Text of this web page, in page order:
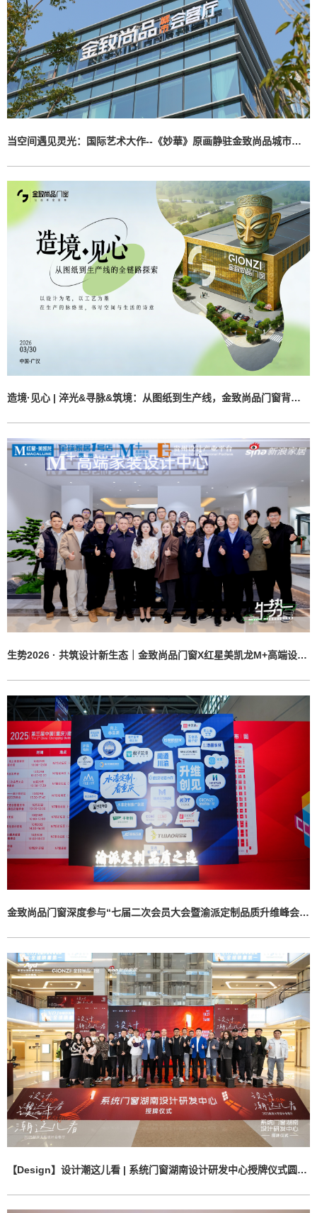
当空间遇见灵光：国际艺术大作--《妙華》原画静驻金致尚品城市会客厅
造境·见心 | 淬光&寻脉&筑境：从图纸到生产线，金致尚品门窗背后的完整答卷
生势2026 · 共筑设计新生态｜金致尚品门窗X红星美凯龙M+高端设计中心，贵阳·城市会客厅璀璨启幕
金致尚品门窗深度参与“七届二次会员大会暨渝派定制品质升维峰会”，全程助力盛会圆满落幕
【Design】设计潮这儿看 | 系统门窗湖南设计研发中心授牌仪式圆满落幕、金致尚品门窗绘制品牌新版图